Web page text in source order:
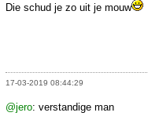
Die schud je zo uit je mouw
17-03-2019 08:44:29
@jero: verstandige man